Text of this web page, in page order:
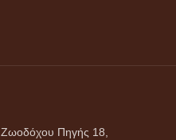
Ζωοδόχου Πηγής 18,